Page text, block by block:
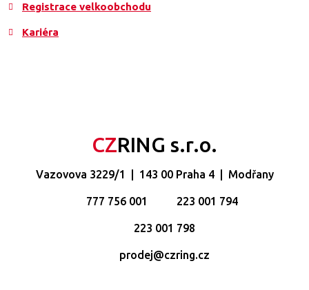
Registrace velkoobchodu
Kariéra
CZRING s.r.o.
Vazovova 3229/1 | 143 00 Praha 4 | Modřany
777 756 001 223 001 794
223 001 798
prodej@czring.cz